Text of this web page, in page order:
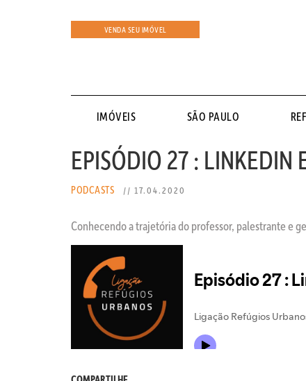
VENDA SEU IMÓVEL
IMÓVEIS SÃO PAULO
EPISÓDIO 27 :
PODCASTS // 17.04.2020
Conhecendo a trajetória do professor, palestrante e